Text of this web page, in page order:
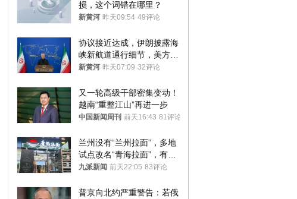
损，这个词错在哪里？
新黄河 昨天09:54 49评论
协议接近达成，伊朗披露海
峡新航道通行细节，美方再
提“倒计时”
新黄河 昨天07:09 32评论
又一轮高级干部密集变动！
越南“重整江山”再进一步
中国新闻周刊 前天16:43 81评论
兰州没有“兰州拉面”，多地
试点改名“青海拉面”，有商
家改名已两年
九派新闻 前天22:05 83评论
普京向北约严重警告：若俄